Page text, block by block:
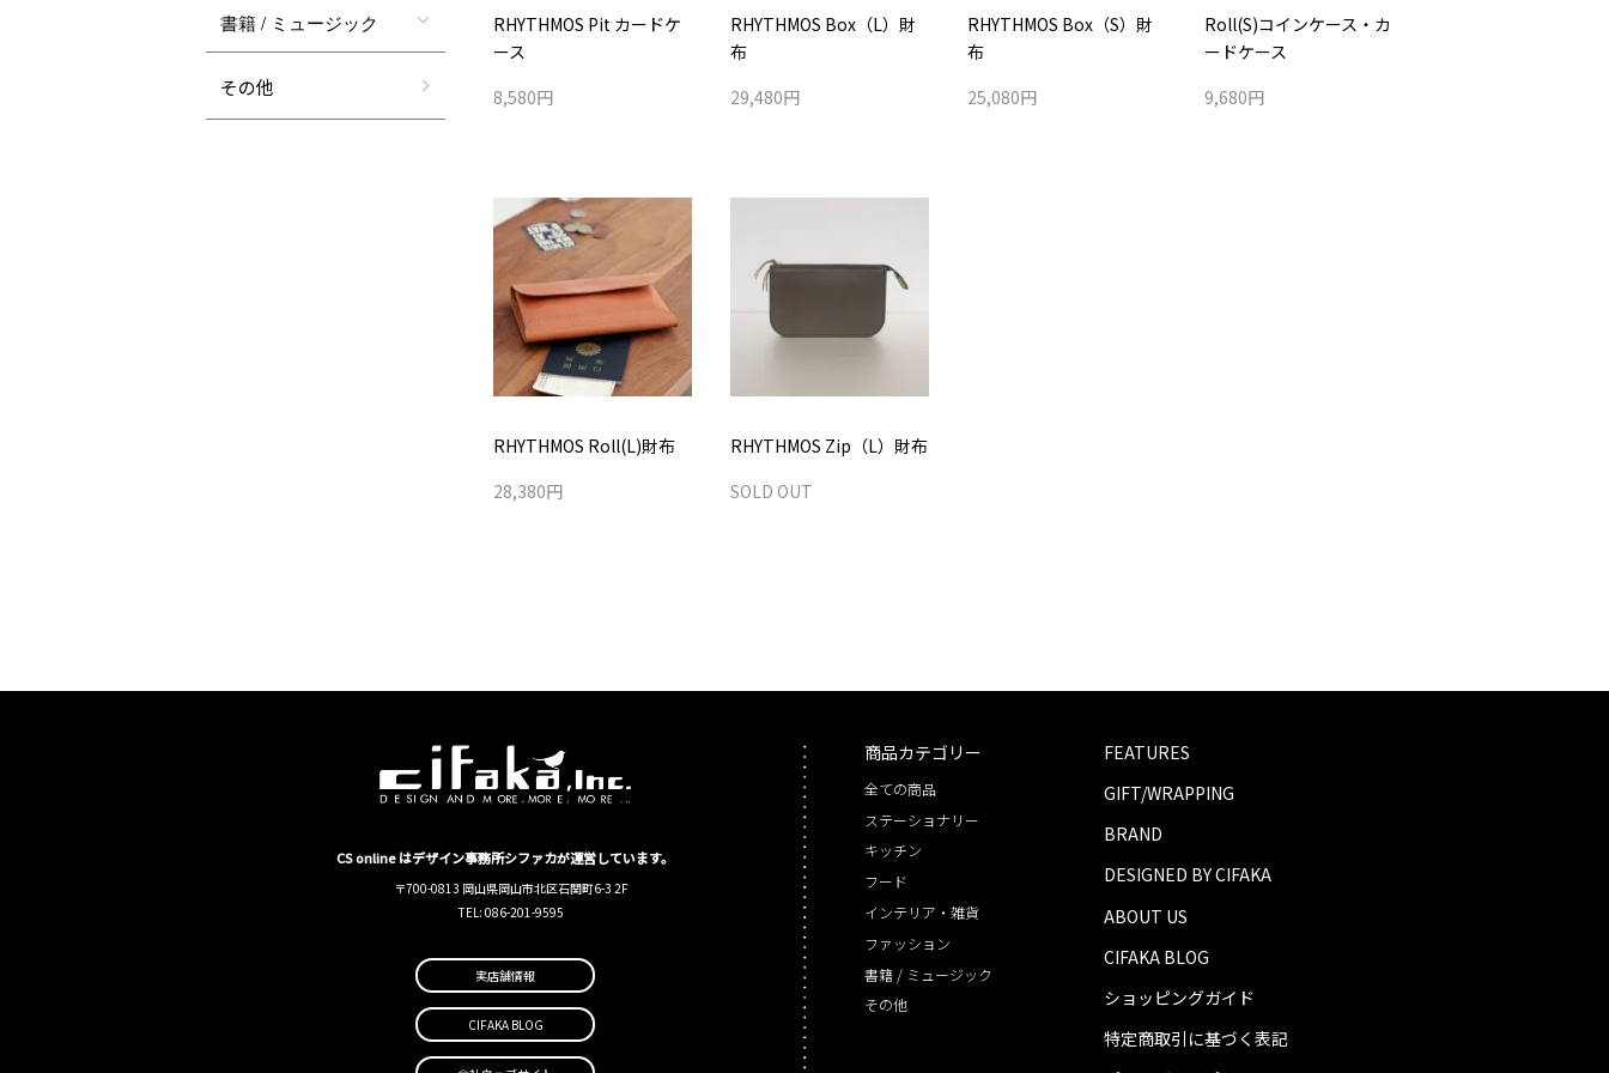
RHYTHMOS Pit カードケ
ース
8,580円
RHYTHMOS Box（L）財
布
29,480円
RHYTHMOS Box（S）財
布
25,080円
Roll(S)コインケース・カ
ードケース
9,680円
RHYTHMOS Roll(L)財布
28,380円
RHYTHMOS Zip（L）財布
SOLD OUT
書籍 / ミュージック
その他
商品カテゴリー
全ての商品
ステーショナリー
キッチン
フード
インテリア・雑貨
ファッション
書籍 / ミュージック
その他
FEATURES
GIFT/WRAPPING
BRAND
DESIGNED BY CIFAKA
ABOUT US
CIFAKA BLOG
ショッピングガイド
特定商取引に基づく表記
CS online はデザイン事務所シファカが運営しています。
〒700-0813 岡山県岡山市北区石関町6-3 2F
TEL: 086-201-9595
実店舗情報
CIFAKA BLOG